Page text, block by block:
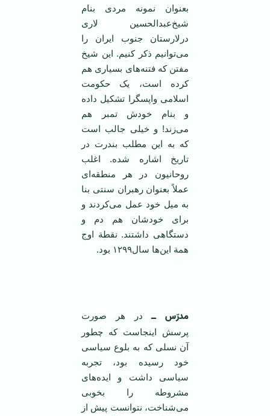
بعنوان‌ نمونه‌ مردی‌ بنام‌
شیخ‌عبدالحسین‌ لاری‌
درلارستان‌ جنوب‌ ایران را
می‌توانیم ذکر کنیم. این‌ شیخ‌
مفتن‌ که‌ فتنه‌های‌ بسیاری‌ هم‌
کرده‌ است‌، یک‌ حکومت‌
اسلامی ‌واپسگرا تشکیل‌ داده‌
و بنام‌ خودش‌ تمبر هم‌
می‌زند! و خیلی‌ جالب‌ است‌
که‌ به‌ این‌ مطلب ‌بندرت‌ در
تاریخ‌ اشاره‌ شده‌. اغلب
روحانیون‌ در هر منطقه‌ای‌
عملاً بعنوان‌ رهبران‌ سنتی‌ بنا
به‌ میل ‌خود عمل‌ می‌کردند و
برای‌ خودشان‌ هم‌ دم‌ و
دستگاهی‌ داشتند. نقطة‌ اوج‌
همة‌ این‌ها سال‌۱۲۹۹ بود.
مدرّس ــدر هر صورت‌
پرسش‌ اینجاست‌ که‌ چطور
آن‌ نسلی‌ که‌ به‌ بلوع‌ سیاسی‌
خود رسیده‌ بود، تجربه
‌سیاسی‌ داشت‌ و ایده‌های‌
مشروطه‌ را بخوبی‌
می‌شناخت‌، نتوانست‌ پیش‌ از